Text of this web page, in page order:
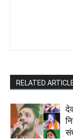
RELATED